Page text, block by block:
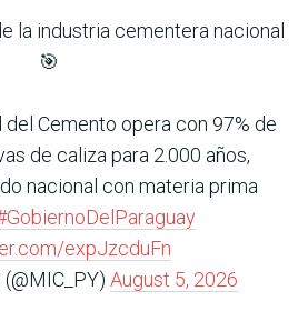
la industria cementera nacional
🎯
Cemento opera con 97% de
de caliza para 2.000 años,
nacional con materia prima
expJzcduFn
August 5, 2026